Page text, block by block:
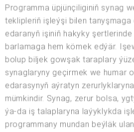
Programma üpjünçiliginiň synag
teklipleriň işleýşi bilen tanyşmaga
edaranyň işiniň hakyky
barlamaga hem kömek edýär.
bolup biljek gowşak taraplary
synaglaryny geçirmek we humar
edarasynyň aýratyn
mümkindir. Synag, zerur bolsa,
ýa-da iş talaplaryna laýyklykda
programmany mundan beýläk